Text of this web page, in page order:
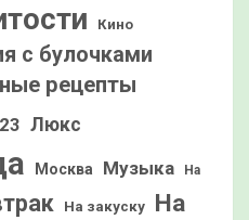
Кино
с булочками
рецепты
Люкс
Москва Музыка На
На закуску
На